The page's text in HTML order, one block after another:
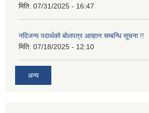
मिति: 07/31/2025 - 16:47
नदिजन्य पदार्थको बोलपत्र आव्हान सम्बन्धि सूचना !!
मिति: 07/18/2025 - 12:10
अन्य